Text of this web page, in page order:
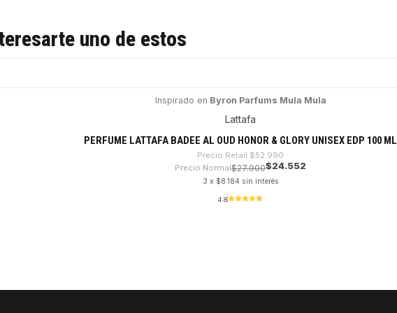
uno de estos
Inspirado en Byron Parfums Mula Mula
Lattafa
PERFUME LATTAFA BADEE AL OUD HONOR & GLORY UNISEX EDP 100 ML
Precio Retail $52.990
Precio Normal$27.900$24.552
3 x $8.184 sin interés
4.8